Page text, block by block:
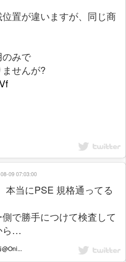
置が違いますが、同じ商
のみで
せんが?
本当にPSE 規格通ってる
で勝手につけて検査して
ら…
09 07:03:00